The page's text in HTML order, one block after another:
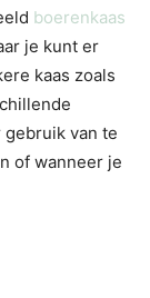
boerenkaas
je kunt er
kaas zoals
van te
of wanneer je